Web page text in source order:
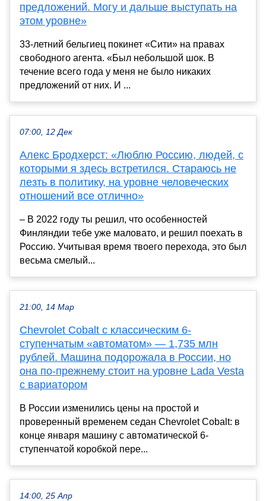
предложений. Могу и дальше выступать на
этом уровне»
33-летний бельгиец покинет «Сити» на правах
свободного агента. «Был небольшой шок. В
течение всего года у меня не было никаких
предложений от них. И ...
07:00, 12 Дек
Алекс Бродхерст: «Люблю Россию, людей, с
которыми я здесь встретился. Стараюсь не
лезть в политику, на уровне человеческих
отношений все отлично»
– В 2022 году ты решил, что особенностей
Финляндии тебе уже маловато, и решил поехать в
Россию. Учитывая время твоего перехода, это был
весьма смелый...
21:00, 14 Мар
Chevrolet Cobalt с классическим 6-
ступенчатым «автоматом» — 1,735 млн
рублей. Машина подорожала в России, но
она по-прежнему стоит на уровне Lada Vesta
с вариатором
В России изменились цены на простой и
проверенный временем седан Chevrolet Cobalt: в
конце января машину с автоматической 6-
ступенчатой коробкой пере...
14:00, 25 Апр